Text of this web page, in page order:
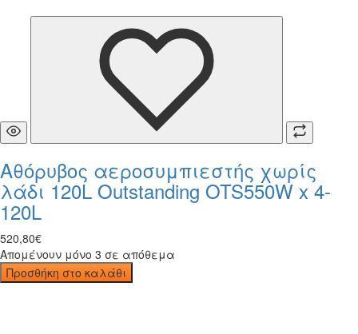
Αθόρυβος αεροσυμπιεστής χωρίς
λάδι 120L Outstanding OTS550W x 4-
120L
520,80€
Απομένουν μόνο 3 σε απόθεμα
Προσθήκη στο καλάθι